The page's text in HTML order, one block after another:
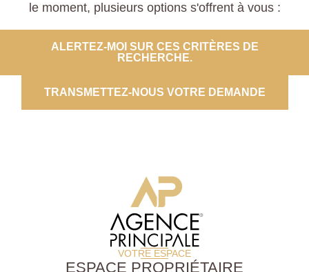
le moment, plusieurs options s'offrent à vous :
ALERTEZ-MOI SUR CES CRITÈRES DE
RECHERCHE.
TRANSMETTEZ-NOUS VOTRE DEMANDE
VOTRE ESPACE
ESPACE PROPRIÉTAIRE